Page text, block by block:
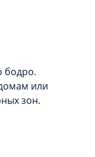
бодро.
или
зон.